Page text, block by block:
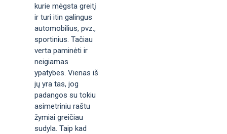
kurie mėgsta greitį
ir turi itin galingus
automobilius, pvz.,
sportinius. Tačiau
verta paminėti ir
neigiamas
ypatybes. Vienas iš
jų yra tas, jog
padangos su tokiu
asimetriniu raštu
žymiai greičiau
sudyla. Taip kad